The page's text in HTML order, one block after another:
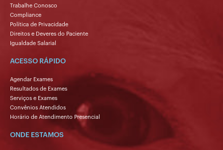
Trabalhe Conosco
Compliance
Política de Privacidade
Direitos e Deveres do Paciente
Igualdade Salarial
ACESSO RÁPIDO
Agendar Exames
Resultados de Exames
Serviços e Exames
Convênios Atendidos
Horário de Atendimento Presencial
ONDE ESTAMOS